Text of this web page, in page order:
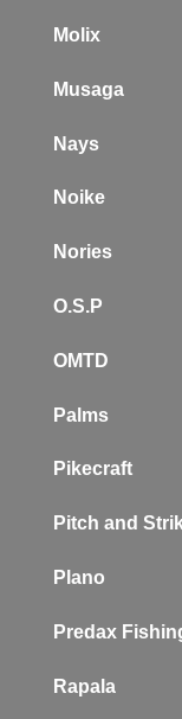
Molix
Musaga
Nays
Noike
Nories
O.S.P
OMTD
Palms
Pikecraft
Pitch and
Plano
Predax
Rapala